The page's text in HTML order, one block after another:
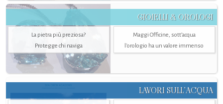
GIOIELLI & OROLOGI
La pietra più preziosa?
Protegge chi naviga
Maggi Officine, sott’acqua
l'orologio ha un valore immenso
LAVORI SULL’ACQUA